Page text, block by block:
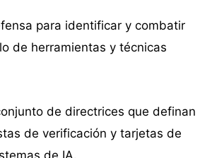
para identificar y combatir
de herramientas y técnicas
de directrices que definan
de verificación y tarjetas de